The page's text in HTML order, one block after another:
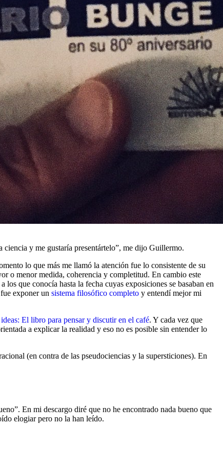
ciencia y me gustaría presentártelo”, me dijo Guillermo.
lo que más me llamó la atención fue lo consistente de su
o menor medida, coherencia y completitud. En cambio este
que conocía hasta la fecha cuyas exposiciones se basaban en
exponer un sistema filosófico completo y entendí mejor mi
El libro para pensar y discutir en el café. Y cada vez que
a explicar la realidad y eso no es posible sin entender lo
(en contra de las pseudociencias y la supersticiones). En
En mi descargo diré que no he encontrado nada bueno que
elogiar pero no la han leído.